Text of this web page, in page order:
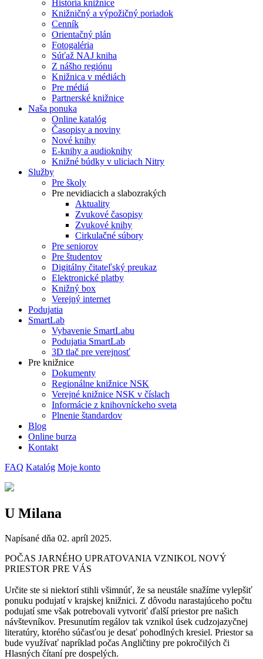
História knižnice
Knižničný a výpožičný poriadok
Cenník
Orientačný plán
Fotogaléria
Súťaž NAJ kniha
Z nášho regiónu
Knižnica v médiách
Pre médiá
Partnerské knižnice
Naša ponuka
Online katalóg
Časopisy a noviny
Nové knihy
E-knihy a audioknihy
Knižné búdky v uliciach Nitry
Služby
Pre školy
Pre nevidiacich a slabozrakých
Aktuality
Zvukové časopisy
Zvukové knihy
Cirkulačné súbory
Pre seniorov
Pre študentov
Digitálny čitateľský preukaz
Elektronické platby
Knižný box
Verejný internet
Podujatia
SmartLab
Vybavenie SmartLabu
Podujatia SmartLab
3D tlač pre verejnosť
Pre knižnice
Dokumenty
Regionálne knižnice NSK
Verejné knižnice NSK v číslach
Informácie z knihovníckeho sveta
Plnenie štandardov
Blog
Online burza
Kontakt
FAQ Katalóg Moje konto
U Milana
Napísané dňa 02. apríl 2025.
POČAS JARNÉHO UPRATOVANIA VZNIKOL NOVÝ
PRIESTOR PRE VÁS
Určite ste si niektorí stihli všimnúť, že sa neustále snažíme vylepšiť
ponuku podujatí v krajskej knižnici. Z dôvodu narastajúceho počtu
podujatí sme však potrebovali vytvoriť ďalší priestor pre našich
návštevníkov. Presunutím regálov tak vznikol úsek cudzojazyčnej
literatúry, ktorého súčasťou je desať pohodlných kresiel. Priestor sa
bude využívať napríklad počas Angličtiny pre pokročilých či
Hlasných čítaní pre dospelých.